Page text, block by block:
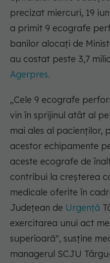
precizat miercuri, 19
a primit 9 ecografe
banilor alocați de
au costat peste 3,7
Agerpres.
„Cele 9 ecografe
vin în sprijinul atât al
mai ales al pacienţilor,
acestor echipamente
aceste ecografe de
contribui la creşterea
medicale oferite în
Judeţean de Urgenţă
exercitarea unui act
superioară", susține
managerul SCJU